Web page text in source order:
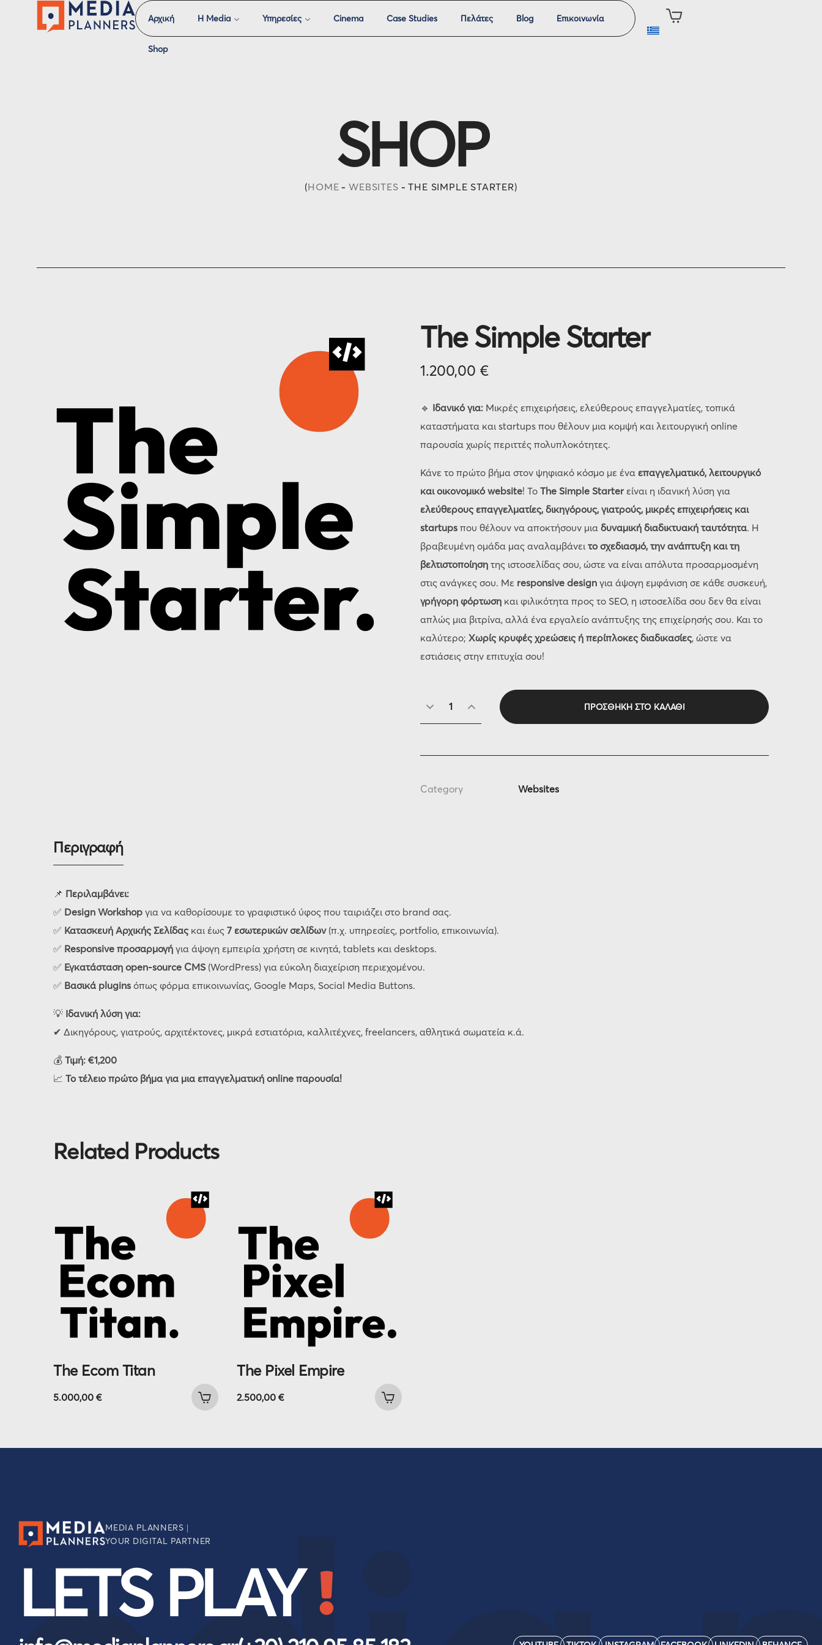
Αρχική H Media Υπηρεσίες Cinema Case Studies Πελάτες Blog Επικοινωνία
Shop
SHOP
HOME WEBSITES THE SIMPLE STARTER
The Simple Starter
1.200,00 €
🔹 Ιδανικό για: Μικρές επιχειρήσεις, ελεύθερους επαγγελματίες, τοπικά
καταστήματα και startups που θέλουν μια κομψή και λειτουργική online
παρουσία χωρίς περιττές πολυπλοκότητες.
Κάνε το πρώτο βήμα στον ψηφιακό κόσμο με ένα επαγγελματικό, λειτουργικό
και οικονομικό website! Το The Simple Starter είναι η ιδανική λύση για
ελεύθερους επαγγελματίες, δικηγόρους, γιατρούς, μικρές επιχειρήσεις και
startups που θέλουν να αποκτήσουν μια δυναμική διαδικτυακή ταυτότητα. Η
βραβευμένη ομάδα μας αναλαμβάνει το σχεδιασμό, την ανάπτυξη και τη
βελτιστοποίηση της ιστοσελίδας σου, ώστε να είναι απόλυτα προσαρμοσμένη
στις ανάγκες σου. Με responsive design για άψογη εμφάνιση σε κάθε συσκευή,
γρήγορη φόρτωση και φιλικότητα προς το SEO, η ιστοσελίδα σου δεν θα είναι
απλώς μια βιτρίνα, αλλά ένα εργαλείο ανάπτυξης της επιχείρησής σου. Και το
καλύτερο; Χωρίς κρυφές χρεώσεις ή περίπλοκες διαδικασίες, ώστε να
εστιάσεις στην επιτυχία σου!
ΠΡΟΣΘΉΚΗ ΣΤΟ ΚΑΛΆΘΙ
Category Websites
Περιγραφή
📌 Περιλαμβάνει:
✅ Design Workshop για να καθορίσουμε το γραφιστικό ύφος που ταιριάζει στο brand σας.
✅ Κατασκευή Αρχικής Σελίδας και έως 7 εσωτερικών σελίδων(π.χ. υπηρεσίες, portfolio, επικοινωνία).
✅ Responsive προσαρμογή για άψογη εμπειρία χρήστη σε κινητά, tablets και desktops.
✅ Εγκατάσταση open-source CMS (WordPress) για εύκολη διαχείριση περιεχομένου.
✅ Βασικά plugins όπως φόρμα επικοινωνίας, Google Maps, Social Media Buttons.
💡 Ιδανική λύση για:
✔ Δικηγόρους, γιατρούς, αρχιτέκτονες, μικρά εστιατόρια, καλλιτέχνες, freelancers, αθλητικά σωματεία κ.ά.
💰 Τιμή: €1,200
📈 Το τέλειο πρώτο βήμα για μια επαγγελματική online παρουσία!
Related Products
The Ecom Titan
5.000,00 €
The Pixel Empire
2.500,00 €
MEDIA PLANNERS |
YOUR DIGITAL PARTNER
LETS PLAY